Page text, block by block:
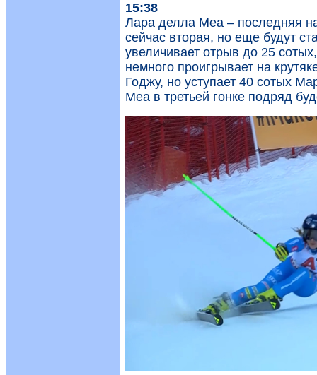
15:38
Лара делла Меа – последняя
сейчас вторая, но еще будут
увеличивает отрыв до 25
немного проигрывает на
Годжу, но уступает 40 сотых
Меа в третьей гонке подряд